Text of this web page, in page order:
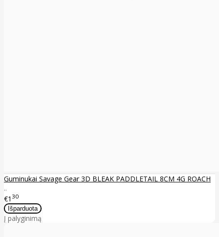
Guminukai Savage Gear 3D BLEAK PADDLETAIL 8CM 4G ROACH
..
€1 30
Į palyginimą